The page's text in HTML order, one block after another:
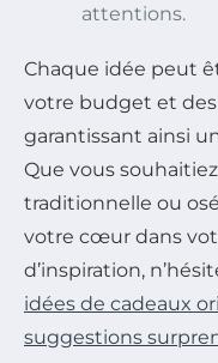
attentions.
Chaque idée peut
votre budget et
garantissant ainsi
Que vous
traditionnelle ou
votre cœur dans
d’inspiration,
idées de cadeaux
suggestions